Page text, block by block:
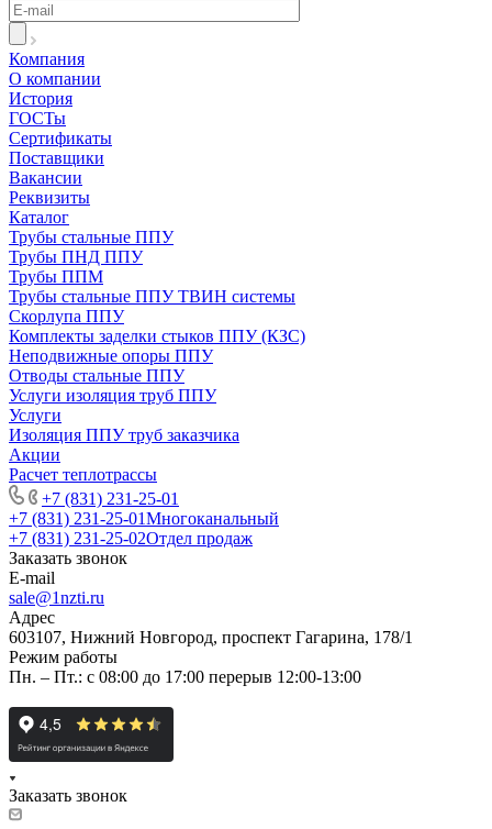
Компания
О компании
История
ГОСТы
Сертификаты
Поставщики
Вакансии
Реквизиты
Каталог
Трубы стальные ППУ
Трубы ПНД ППУ
Трубы ППМ
Трубы стальные ППУ ТВИН системы
Скорлупа ППУ
Комплекты заделки стыков ППУ (КЗС)
Неподвижные опоры ППУ
Отводы стальные ППУ
Услуги изоляция труб ППУ
Услуги
Изоляция ППУ труб заказчика
Акции
Расчет теплотрассы
+7 (831) 231-25-01
+7 (831) 231-25-01Многоканальный
+7 (831) 231-25-02Отдел продаж
Заказать звонок
E-mail
sale@1nzti.ru
Адрес
603107, Нижний Новгород, проспект Гагарина, 178/1
Режим работы
Пн. – Пт.: с 08:00 до 17:00 перерыв 12:00-13:00
Заказать звонок